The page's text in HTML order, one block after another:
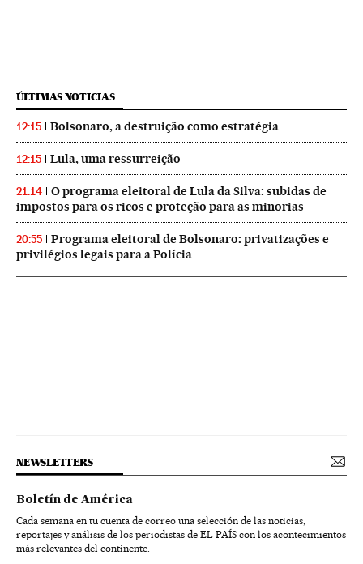
ÚLTIMAS NOTICIAS
12:15 Bolsonaro, a destruição como estratégia
12:15 Lula, uma ressurreição
21:14
O programa eleitoral de Lula da Silva: subidas de
impostos para os ricos e proteção para as minorias
20:55
Programa eleitoral de Bolsonaro: privatizações e
privilégios legais para a Polícia
NEWSLETTERS
Boletín de América
Cada semana en tu cuenta de correo una selección de las noticias,
reportajes y análisis de los periodistas de EL PAÍS con los acontecimientos
más relevantes del continente.